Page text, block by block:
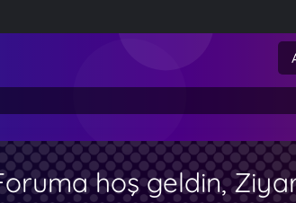
hoş geldin,